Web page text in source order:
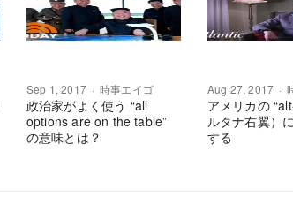
Sep 1, 2017 時事エイゴ
政治家がよく使う “all
options are on the table”
の意味とは？
Aug 27, 2017
アメリカの
ルタナ右翼）
する